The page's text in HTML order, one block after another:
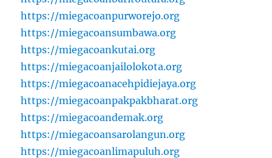
https://miegacoanpurworejo.org
https://miegacoansumbawa.org
https://miegacoankutai.org
https://miegacoanjailolokota.org
https://miegacoanacehpidiejaya.org
https://miegacoanpakpakbharat.org
https://miegacoandemak.org
https://miegacoansarolangun.org
https://miegacoanlimapuluh.org